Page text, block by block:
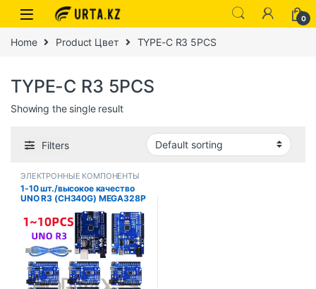
0
Home Product Цвет TYPE-C R3 5PCS
TYPE-C R3 5PCS
Showing the single result
Filters
ЭЛЕКТРОННЫЕ КОМПОНЕНТЫ
1-10 шт./высокое качество
UNO R3 (CH340G) MEGA328P
кабель ATMEGA328P-AU
макетная плата 16 МГц TYPE-